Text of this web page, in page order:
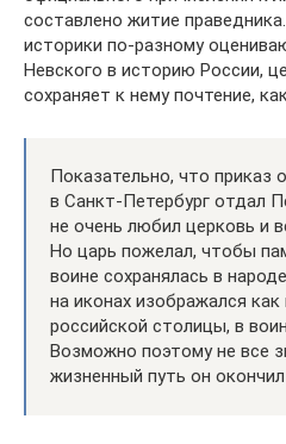
составлено житие
историки по-разному
Невского в историю России,
сохраняет к нему почтение,
Показательно, что приказ
в Санкт-Петербург отдал
не очень любил церковь и
Но царь пожелал, чтобы
воине сохранялась в
на иконах изображался как
российской столицы, в
Возможно поэтому не все
жизненный путь он окончил